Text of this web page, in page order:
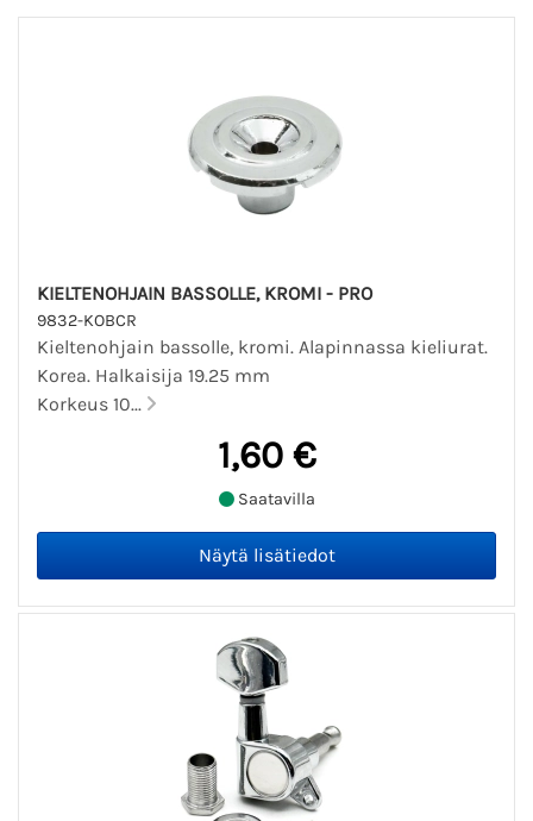
KIELTENOHJAIN BASSOLLE, KROMI - PRO
9832-KOBCR
Kieltenohjain bassolle, kromi. Alapinnassa kieliurat.
Korea. Halkaisija 19.25 mm
Korkeus 10...
1,60 €
Saatavilla